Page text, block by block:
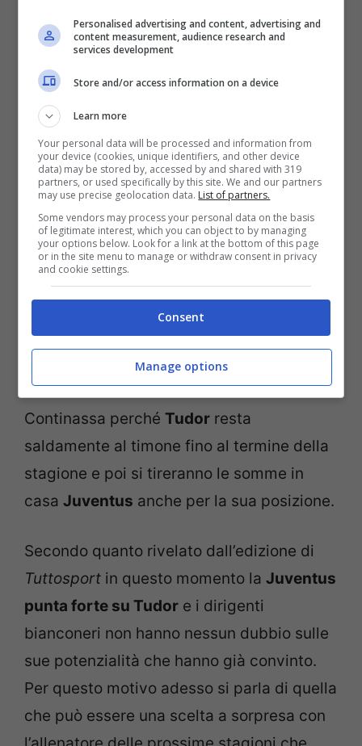
Calciomercato Juventus: la scelta dell’allenatore del futuro
(la presse foto) – stopandgoal
Attenzione adesso a quelle che possono
essere le nuove notizie che arrivano dalla
Continassa perché Tudor resta
saldamente al timone fino al termine della
stagione e poi si tireranno le somme in
casa Juventus anche per la sua posizione.
Secondo quanto rivelato dall’edizione di
Tuttosport in questo momento la Juventus
punta forte su Tudor e i dirigenti
bianconeri non hanno nessun dubbio sulle
sue potenzialità che hanno già convinto.
Per questo motivo adesso si parla di quella
che può essere una scelta a sorpresa con
Personalised advertising and content, advertising and
content measurement, audience research and
services development
Store and/or access information on a device
Learn more
Your personal data will be processed and information from
your device (cookies, unique identifiers, and other device
data) may be stored by, accessed by and shared with 319
partners, or used specifically by this site. We and our partners
may use precise geolocation data. List of partners.
Some vendors may process your personal data on the basis
of legitimate interest, which you can object to by managing
your options below. Look for a link at the bottom of this page
or in the site menu to manage or withdraw consent in privacy
and cookie settings.
Consent
Manage options